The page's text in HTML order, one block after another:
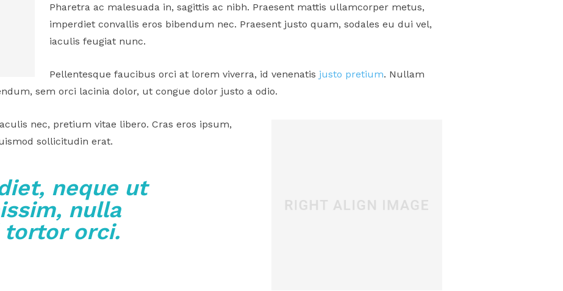
Pharetra ac malesuada in, sagittis ac nibh. Praesent mattis ullamcorper metus,
imperdiet convallis eros bibendum nec. Praesent justo quam, sodales eu dui vel,
iaculis feugiat nunc.
Pellentesque faucibus orci at lorem viverra, id venenatis justo pretium. Nullam
sem orci lacinia dolor, ut congue dolor justo a odio.
nec, pretium vitae libero. Cras eros ipsum,
sollicitudin erat.
neque ut
nulla
tortor orci.